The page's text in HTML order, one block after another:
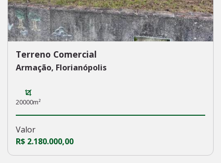
Terreno Comercial
Armação, Florianópolis
20000m²
Valor
R$ 2.180.000,00